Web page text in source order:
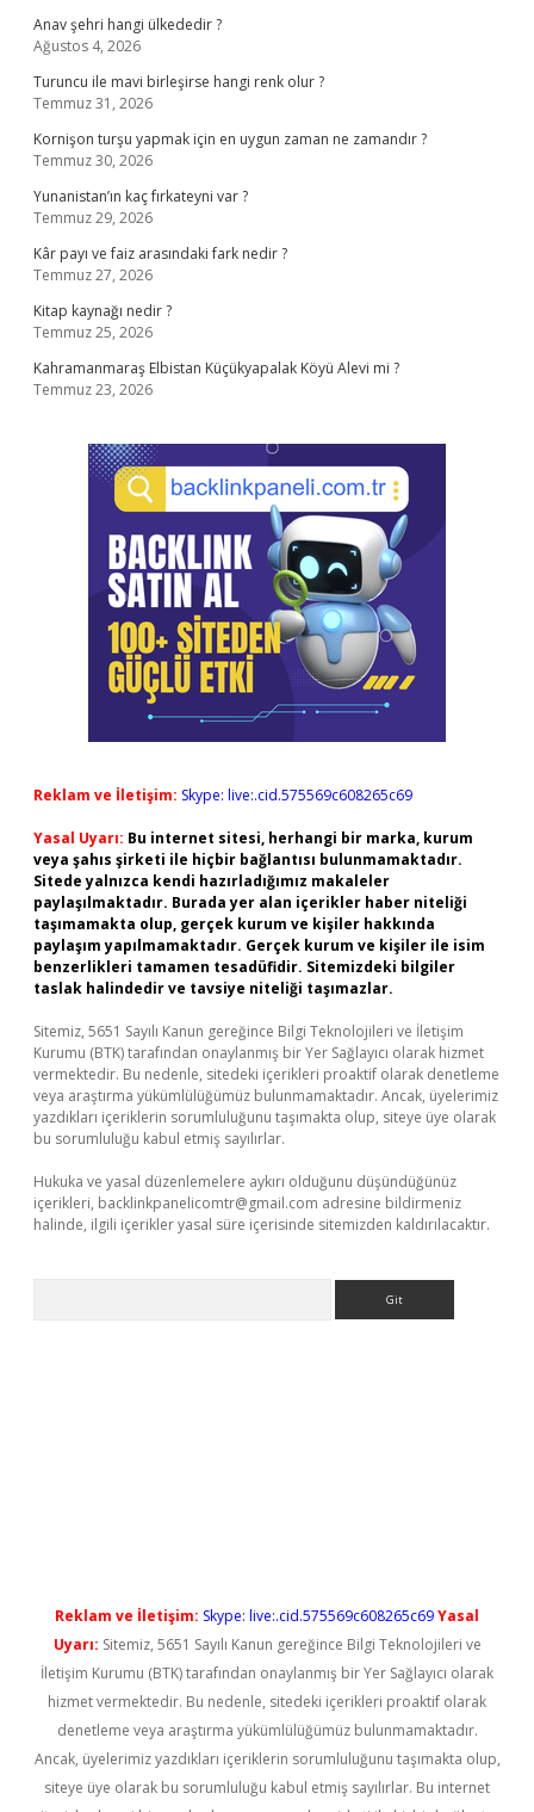
Anav şehri hangi ülkededir ?
Ağustos 4, 2026
Turuncu ile mavi birleşirse hangi renk olur ?
Temmuz 31, 2026
Kornişon turşu yapmak için en uygun zaman ne zamandır ?
Temmuz 30, 2026
Yunanistan’ın kaç fırkateyni var ?
Temmuz 29, 2026
Kâr payı ve faiz arasındaki fark nedir ?
Temmuz 27, 2026
Kitap kaynağı nedir ?
Temmuz 25, 2026
Kahramanmaraş Elbistan Küçükyapalak Köyü Alevi mi ?
Temmuz 23, 2026
Reklam ve İletişim: Skype: live:.cid.575569c608265c69
Yasal Uyarı: Bu internet sitesi, herhangi bir marka, kurum
veya şahıs şirketi ile hiçbir bağlantısı bulunmamaktadır.
Sitede yalnızca kendi hazırladığımız makaleler
paylaşılmaktadır. Burada yer alan içerikler haber niteliği
taşımamakta olup, gerçek kurum ve kişiler hakkında
paylaşım yapılmamaktadır. Gerçek kurum ve kişiler ile isim
benzerlikleri tamamen tesadüfidir. Sitemizdeki bilgiler
taslak halindedir ve tavsiye niteliği taşımazlar.
Sitemiz, 5651 Sayılı Kanun gereğince Bilgi Teknolojileri ve İletişim
Kurumu (BTK) tarafından onaylanmış bir Yer Sağlayıcı olarak hizmet
vermektedir. Bu nedenle, sitedeki içerikleri proaktif olarak denetleme
veya araştırma yükümlülüğümüz bulunmamaktadır. Ancak, üyelerimiz
yazdıkları içeriklerin sorumluluğunu taşımakta olup, siteye üye olarak
bu sorumluluğu kabul etmiş sayılırlar.
Hukuka ve yasal düzenlemelere aykırı olduğunu düşündüğünüz
içerikleri, backlinkpanelicomtr@gmail.com adresine bildirmeniz
halinde, ilgili içerikler yasal süre içerisinde sitemizden kaldırılacaktır.
Reklam ve İletişim: Skype: live:.cid.575569c608265c69Yasal
Uyarı: Sitemiz, 5651 Sayılı Kanun gereğince Bilgi Teknolojileri ve
İletişim Kurumu (BTK) tarafından onaylanmış bir Yer Sağlayıcı olarak
hizmet vermektedir. Bu nedenle, sitedeki içerikleri proaktif olarak
denetleme veya araştırma yükümlülüğümüz bulunmamaktadır.
Ancak, üyelerimiz yazdıkları içeriklerin sorumluluğunu taşımakta olup,
siteye üye olarak bu sorumluluğu kabul etmiş sayılırlar. Bu internet